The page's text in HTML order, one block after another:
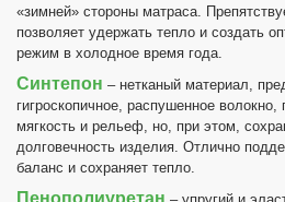
«зимней» стороны матраса.
позволяет удержать тепло и создать
режим в холодное время года.
Синтепон – нетканый материал,
гигроскопичное, распушенное
мягкость и рельеф, но, при этом,
долговечность изделия. Отлично
баланс и сохраняет тепло.
Пенополиуретан